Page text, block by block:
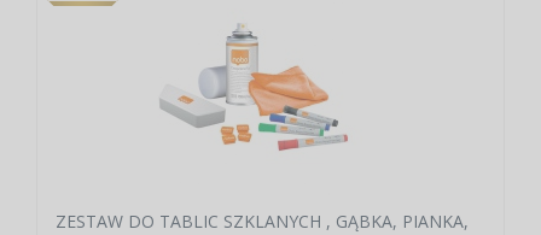
ZESTAW DO TABLIC SZKLANYCH , GĄBKA, PIANKA,